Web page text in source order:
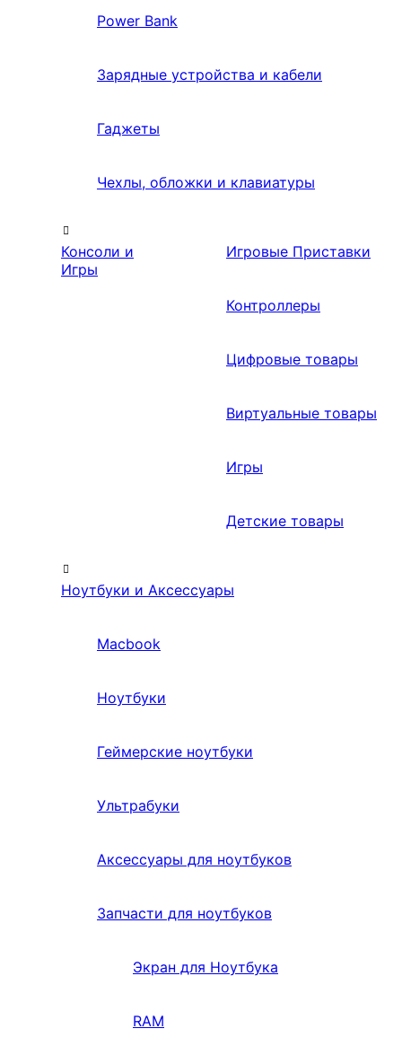
Power Bank
Зарядные устройства и кабели
Гаджеты
Чехлы, обложки и клавиатуры
Консоли и
Игры
Игровые Приставки
Контроллеры
Цифровые товары
Виртуальные товары
Игры
Детские товары
Ноутбуки и Аксессуары
Macbook
Ноутбуки
Геймерские ноутбуки
Ультрабуки
Аксессуары для ноутбуков
Запчасти для ноутбуков
Экран для Ноутбука
RAM